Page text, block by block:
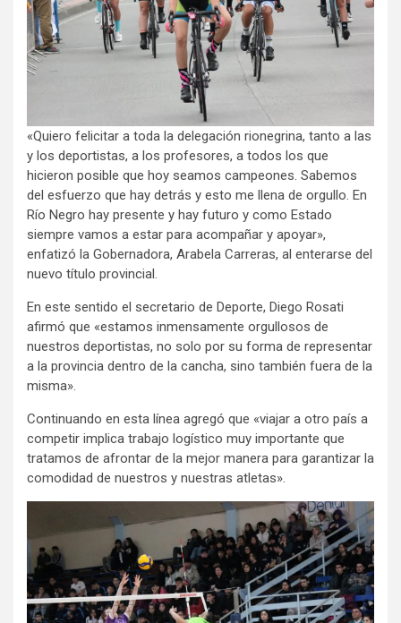
«Quiero felicitar a toda la delegación rionegrina, tanto a las
y los deportistas, a los profesores, a todos los que
hicieron posible que hoy seamos campeones. Sabemos
del esfuerzo que hay detrás y esto me llena de orgullo. En
Río Negro hay presente y hay futuro y como Estado
siempre vamos a estar para acompañar y apoyar»,
enfatizó la Gobernadora, Arabela Carreras, al enterarse del
nuevo título provincial.
En este sentido el secretario de Deporte, Diego Rosati
afirmó que «estamos inmensamente orgullosos de
nuestros deportistas, no solo por su forma de representar
a la provincia dentro de la cancha, sino también fuera de la
misma».
Continuando en esta línea agregó que «viajar a otro país a
competir implica trabajo logístico muy importante que
tratamos de afrontar de la mejor manera para garantizar la
comodidad de nuestros y nuestras atletas».